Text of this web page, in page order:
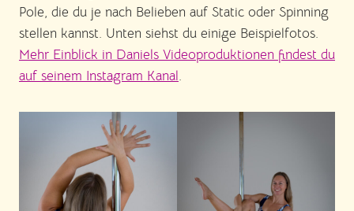
Pole, die du je nach Belieben auf Static oder Spinning
stellen kannst. Unten siehst du einige Beispielfotos.
Mehr Einblick in Daniels Videoproduktionen findest du
auf seinem Instagram Kanal.